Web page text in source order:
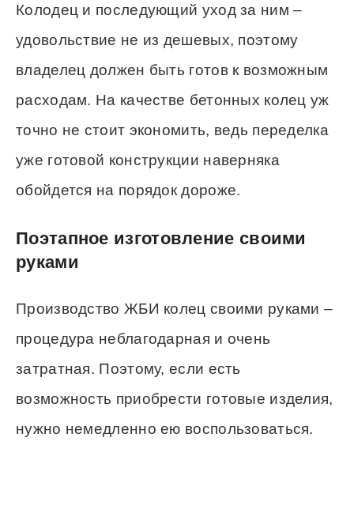
Колодец и последующий уход за ним –
удовольствие не из дешевых, поэтому
владелец должен быть готов к возможным
расходам. На качестве бетонных колец уж
точно не стоит экономить, ведь переделка
уже готовой конструкции наверняка
обойдется на порядок дороже.
Поэтапное изготовление своими
руками
Производство ЖБИ колец своими руками –
процедура неблагодарная и очень
затратная. Поэтому, если есть
возможность приобрести готовые изделия,
нужно немедленно ею воспользоваться.